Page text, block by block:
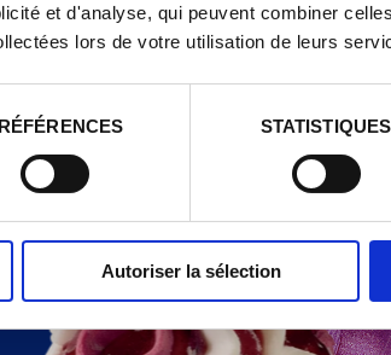
et d'analyse, qui peuvent combiner
lors de votre utilisation de leurs
STATISTIQUES
Autoriser la sélection